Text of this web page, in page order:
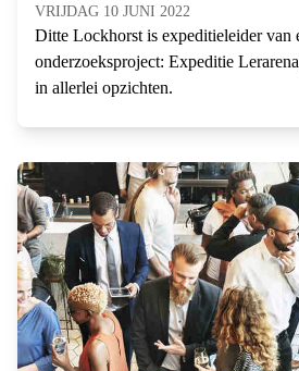
VRIJDAG 10 JUNI 2022
Ditte Lockhorst is expeditieleider van
onderzoeksproject: Expeditie
in allerlei opzichten.